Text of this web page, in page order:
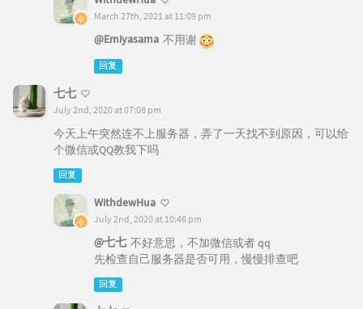
March 27th, 2021 at 11:09 pm
@Emiyasama 不用谢
回复
七七
July 2nd, 2020 at 07:08 pm
今天上午突然连不上服务器，弄了一天找不到原因，可以给
个微信或QQ教我下吗
回复
WithdewHua
July 2nd, 2020 at 10:46 pm
@七七 不好意思，不加微信或者 qq
先检查自己服务器是否可用，慢慢排查吧
回复